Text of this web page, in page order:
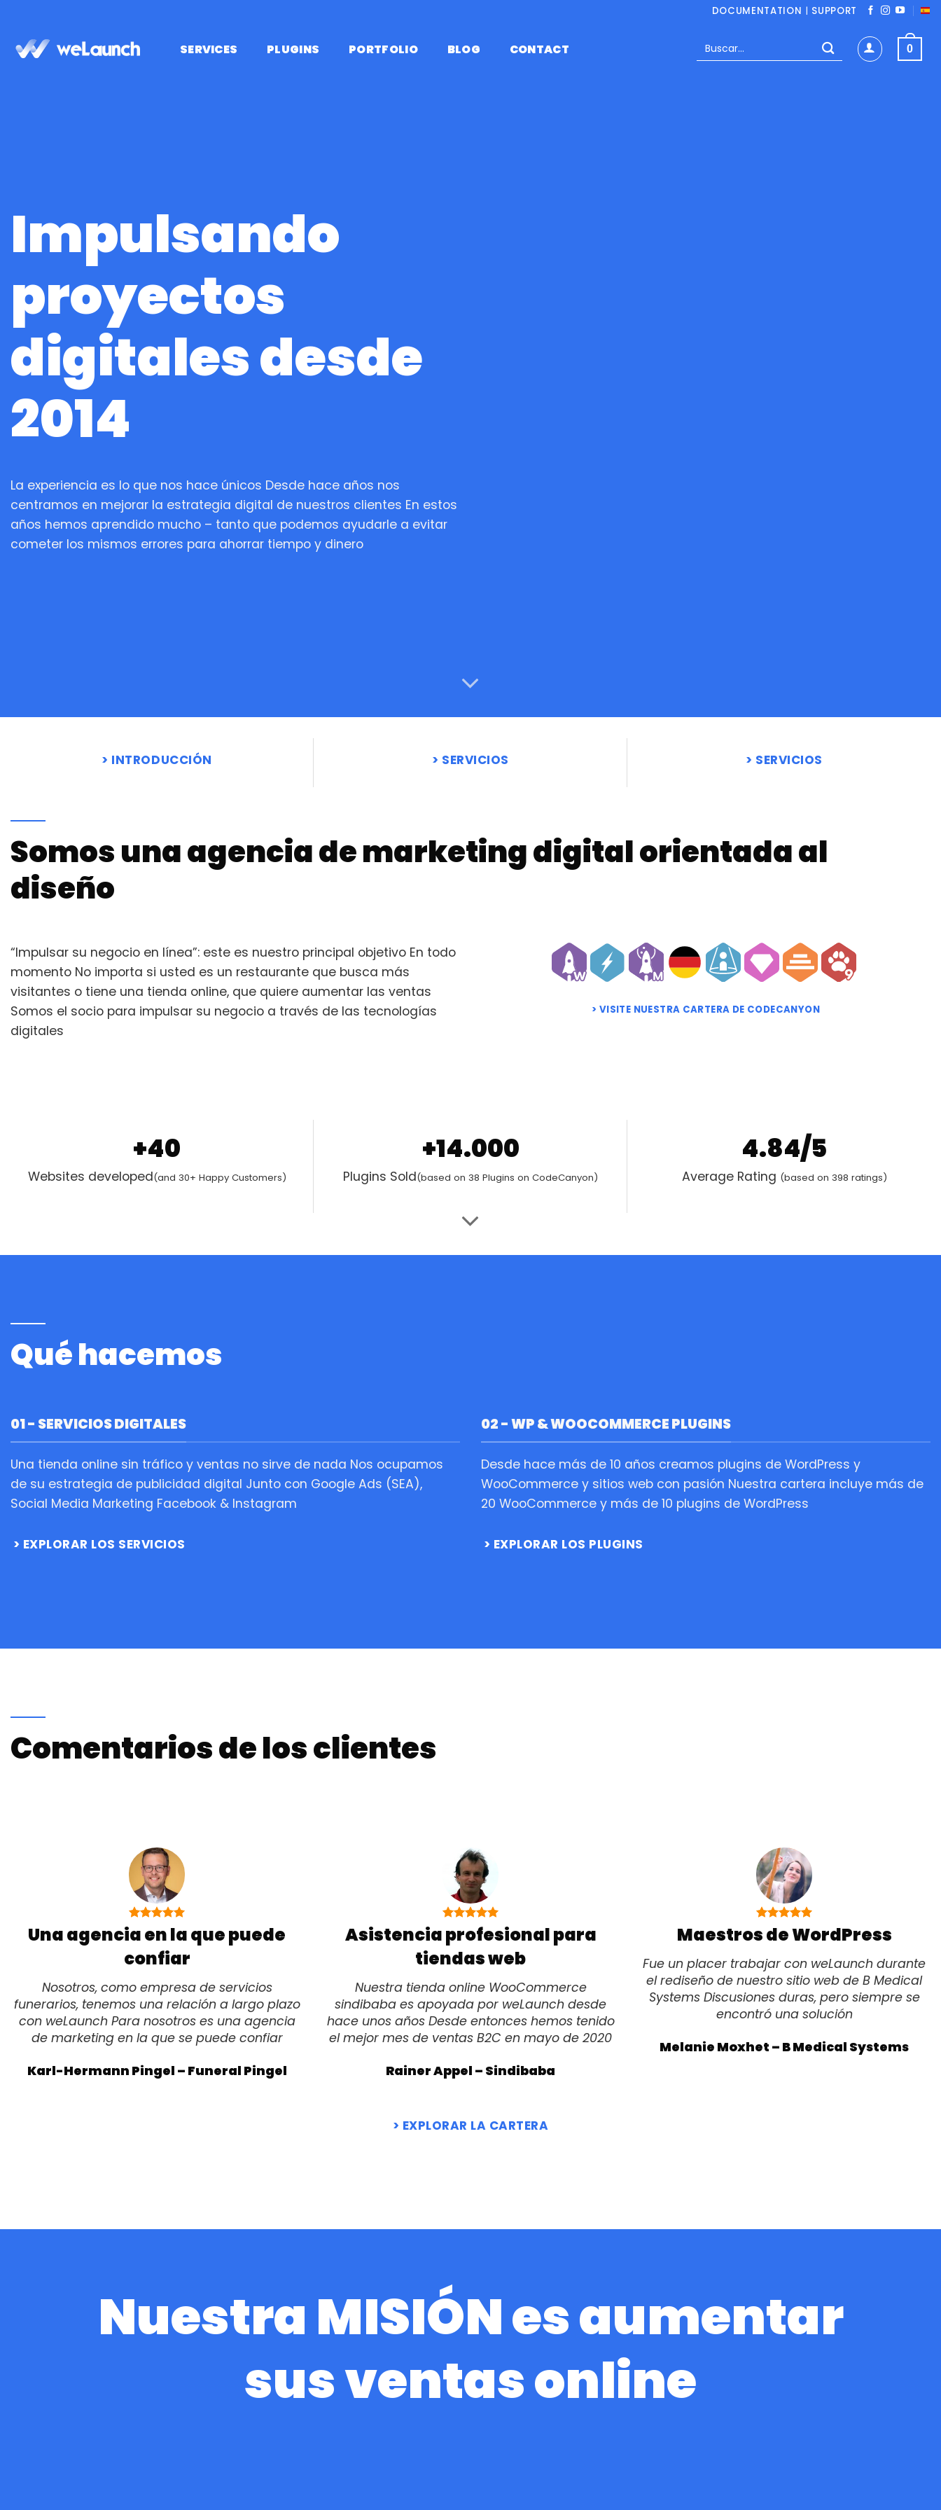
contenido
DOCUMENTATION | SUPPORT
SERVICES PLUGINS PORTFOLIO BLOG CONTACT
Buscar
por:
0
Impulsando
proyectos
digitales desde
2014
La experiencia es lo que nos hace únicos Desde hace años nos
centramos en mejorar la estrategia digital de nuestros clientes En estos
años hemos aprendido mucho – tanto que podemos ayudarle a evitar
cometer los mismos errores para ahorrar tiempo y dinero
INTRODUCCIÓN SERVICIOS SERVICIOS
Somos una agencia de marketing digital orientada al
diseño
“Impulsar su negocio en línea”: este es nuestro principal objetivo En todo
momento No importa si usted es un restaurante que busca más
visitantes o tiene una tienda online, que quiere aumentar las ventas
Somos el socio para impulsar su negocio a través de las tecnologías
digitales
VISITE NUESTRA CARTERA DE CODECANYON
+40
Websites developed(and 30+ Happy Customers)
+14.000
Plugins Sold(based on 38 Plugins on CodeCanyon)
4.84/5
Average Rating (based on 398 ratings)
Qué hacemos
01 - SERVICIOS DIGITALES
Una tienda online sin tráfico y ventas no sirve de nada Nos ocupamos
de su estrategia de publicidad digital Junto con Google Ads (SEA),
Social Media Marketing Facebook & Instagram
EXPLORAR LOS SERVICIOS
02 - WP & WOOCOMMERCE PLUGINS
Desde hace más de 10 años creamos plugins de WordPress y
WooCommerce y sitios web con pasión Nuestra cartera incluye más de
20 WooCommerce y más de 10 plugins de WordPress
EXPLORAR LOS PLUGINS
Comentarios de los clientes
Una agencia en la que puede
confiar
Nosotros, como empresa de servicios
funerarios, tenemos una relación a largo plazo
con weLaunch Para nosotros es una agencia
de marketing en la que se puede confiar
Karl-Hermann Pingel – Funeral Pingel
Asistencia profesional para
tiendas web
Nuestra tienda online WooCommerce
sindibaba es apoyada por weLaunch desde
hace unos años Desde entonces hemos tenido
el mejor mes de ventas B2C en mayo de 2020
Rainer Appel – Sindibaba
Maestros de WordPress
Fue un placer trabajar con weLaunch durante
el rediseño de nuestro sitio web de B Medical
Systems Discusiones duras, pero siempre se
encontró una solución
Melanie Moxhet – B Medical Systems
EXPLORAR LA CARTERA
Nuestra MISIÓN es aumentar
sus ventas online